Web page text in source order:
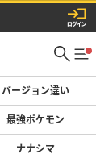
バージョン違い
最強ポケモン
ナナシマ